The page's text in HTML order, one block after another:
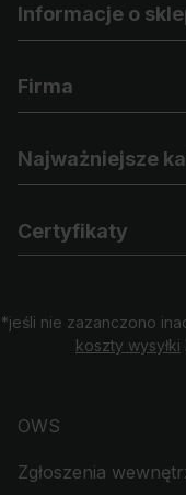
Informacje o
Firma
Najważniejsze
Certyfikaty
*jeśli nie zazanczono
koszty wysyłki
OWS
Zgłoszenia